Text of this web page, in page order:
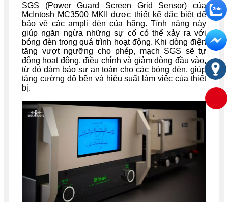
SGS (Power Guard Screen Grid Sensor) của
McIntosh MC3500 MKII được thiết kế đặc biệt để
bảo vệ các ampli đèn của hãng. Tính năng này
giúp ngăn ngừa những sự cố có thể xảy ra với
bóng đèn trong quá trình hoạt động. Khi dòng điện
tăng vượt ngưỡng cho phép, mạch SGS sẽ tự
động hoạt động, điều chỉnh và giảm dòng đầu vào,
từ đó đảm bảo sự an toàn cho các bóng đèn, giúp
tăng cường độ bền và hiệu suất làm việc của thiết
bị.